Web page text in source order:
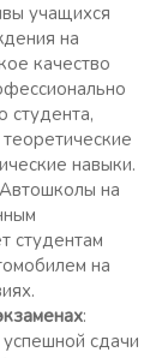
учащихся
на
качество
студента,
навыки.
на
студентам
на
:
сдачи